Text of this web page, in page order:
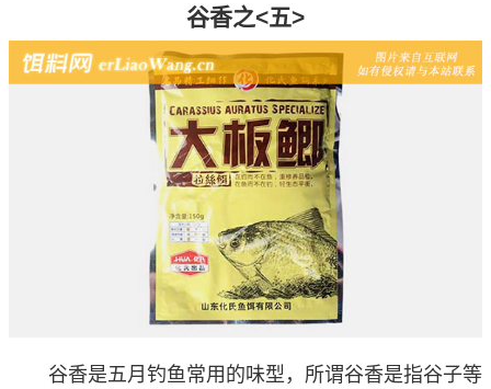
谷香之<五>
谷香是五月钓鱼常用的味型，所谓谷香是指谷子等